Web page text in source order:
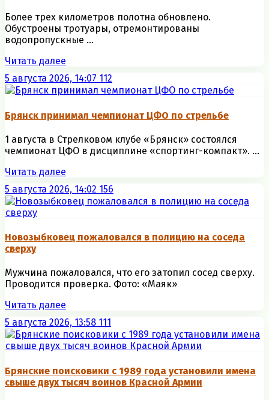
Более трех километров полотна обновлено.
Обустроены тротуары, отремонтированы
водопропускные ...
Читать далее
5 августа 2026, 14:07 112
Брянск принимал чемпионат ЦФО по стрельбе
1 августа в Стрелковом клубе «Брянск» состоялся
чемпионат ЦФО в дисциплине «спортинг-компакт». ...
Читать далее
5 августа 2026, 14:02 156
Новозыбковец пожаловался в полицию на соседа
сверху
Мужчина пожаловался, что его затопил сосед сверху.
Проводится проверка. Фото: «Маяк»
Читать далее
5 августа 2026, 13:58 111
Брянские поисковики с 1989 года установили имена
свыше двух тысяч воинов Красной Армии